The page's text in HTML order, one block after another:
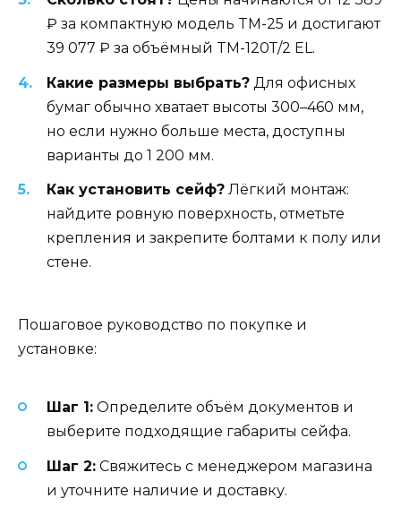
₽ за компактную модель TM-25 и достигают
39 077 ₽ за объёмный TM-120Т/2 EL.
Какие размеры выбрать? Для офисных
бумаг обычно хватает высоты 300–460 мм,
но если нужно больше места, доступны
варианты до 1 200 мм.
Как установить сейф? Лёгкий монтаж:
найдите ровную поверхность, отметьте
крепления и закрепите болтами к полу или
стене.
Пошаговое руководство по покупке и
установке:
Шаг 1: Определите объём документов и
выберите подходящие габариты сейфа.
Шаг 2: Свяжитесь с менеджером магазина
и уточните наличие и доставку.